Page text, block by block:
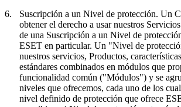
6.
Suscripción a un Nivel de protección. Un
obtener el derecho a usar nuestros
de una Suscripción a un Nivel de
ESET en particular. Un "Nivel de
nuestros servicios, Productos,
estándares combinados en módulos que
funcionalidad común ("Módulos") y se
niveles que ofrecemos, cada uno de los
nivel definido de protección que ofrece